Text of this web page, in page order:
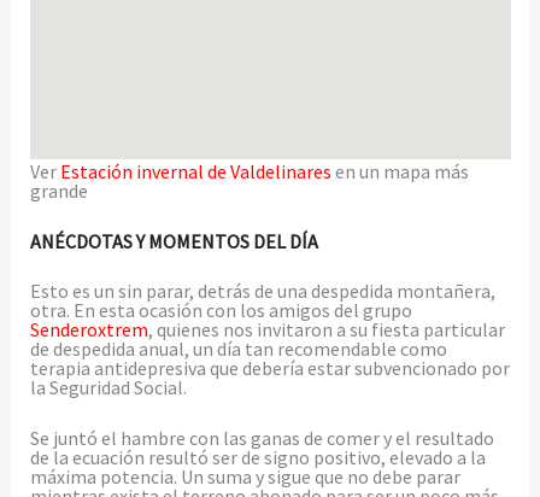
Ver Estación invernal de Valdelinares en un mapa más
grande
ANÉCDOTAS Y MOMENTOS DEL DÍA
Esto es un sin parar, detrás de una despedida montañera,
otra. En esta ocasión con los amigos del grupo
Senderoxtrem, quienes nos invitaron a su fiesta particular
de despedida anual, un día tan recomendable como
terapia antidepresiva que debería estar subvencionado por
la Seguridad Social.
Se juntó el hambre con las ganas de comer y el resultado
de la ecuación resultó ser de signo positivo, elevado a la
máxima potencia. Un suma y sigue que no debe parar